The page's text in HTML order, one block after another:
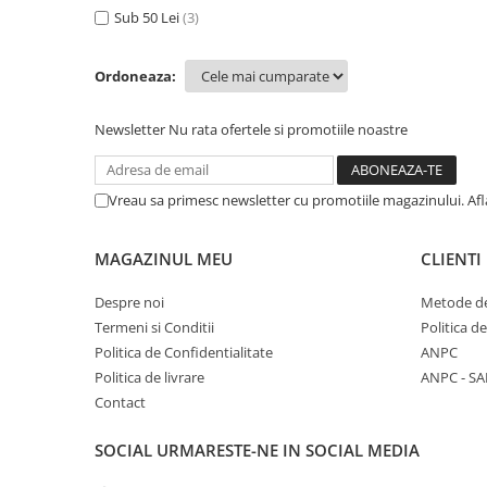
Cap minirosa
Cap orhidee phalaenopsis
Copaci si Plante
Flori artificiale la ghiveci
Verdeata decorativa
Petrecere fetite
Petrecere Adulti
Sub 50 Lei(3)
Ordoneaza:
Newsletter Nu rata ofertele si promotiile noastre
Vreau sa primesc newsletter cu promotiile magazinului.
MAGAZINUL MEU
Despre noi
Termeni si Conditii
Politica de Confidentialitate
Politica de livrare
Contact
CLIENTI
Metode
Politica
ANPC
ANPC -
SOCIAL URMARESTE-NE IN SOCIAL MEDIA